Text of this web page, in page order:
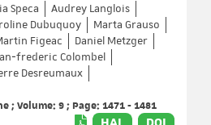
Speca
Audrey Langlois
Dubuquoy
Marta Grauso
Figeac
Daniel Metzger
Colombel
Desreumaux
; Volume: 9 ; Page: 1471 - 1481